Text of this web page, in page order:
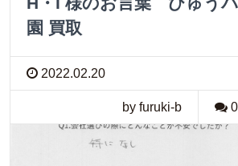
園 買取
2022.02.20
by furuki-b 0